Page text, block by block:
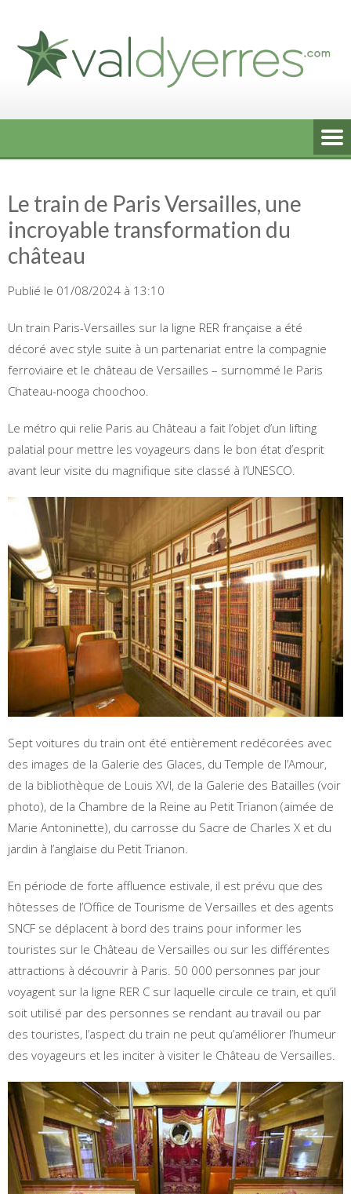
content
Le train de Paris Versailles, une
incroyable transformation du
château
Publié le 01/08/2024 à 13:10
Un train Paris-Versailles sur la ligne RER française a été
décoré avec style suite à un partenariat entre la compagnie
ferroviaire et le château de Versailles – surnommé le Paris
Chateau-nooga choochoo.
Le métro qui relie Paris au Château a fait l’objet d’un lifting
palatial pour mettre les voyageurs dans le bon état d’esprit
avant leur visite du magnifique site classé à l’UNESCO.
Sept voitures du train ont été entièrement redécorées avec
des images de la Galerie des Glaces, du Temple de l’Amour,
de la bibliothèque de Louis XVI, de la Galerie des Batailles (voir
photo), de la Chambre de la Reine au Petit Trianon (aimée de
Marie Antoninette), du carrosse du Sacre de Charles X et du
jardin à l’anglaise du Petit Trianon.
En période de forte affluence estivale, il est prévu que des
hôtesses de l’Office de Tourisme de Versailles et des agents
SNCF se déplacent à bord des trains pour informer les
touristes sur le Château de Versailles ou sur les différentes
attractions à découvrir à Paris. 50 000 personnes par jour
voyagent sur la ligne RER C sur laquelle circule ce train, et qu’il
soit utilisé par des personnes se rendant au travail ou par
des touristes, l’aspect du train ne peut qu’améliorer l’humeur
des voyageurs et les inciter à visiter le Château de Versailles.